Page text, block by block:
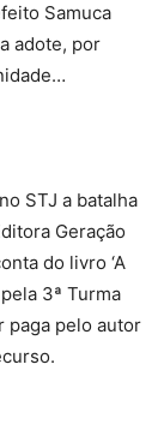
Samuca
adote, por
STJ a batalha
Geração
do livro ‘A
3ª Turma
paga pelo autor